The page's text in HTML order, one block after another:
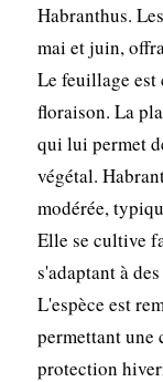
Habranthus.
mai et juin,
Le feuillage est
floraison. La
qui lui permet
végétal.
modérée,
Elle se cultive
s'adaptant à
L'espèce est
permettant une
protection